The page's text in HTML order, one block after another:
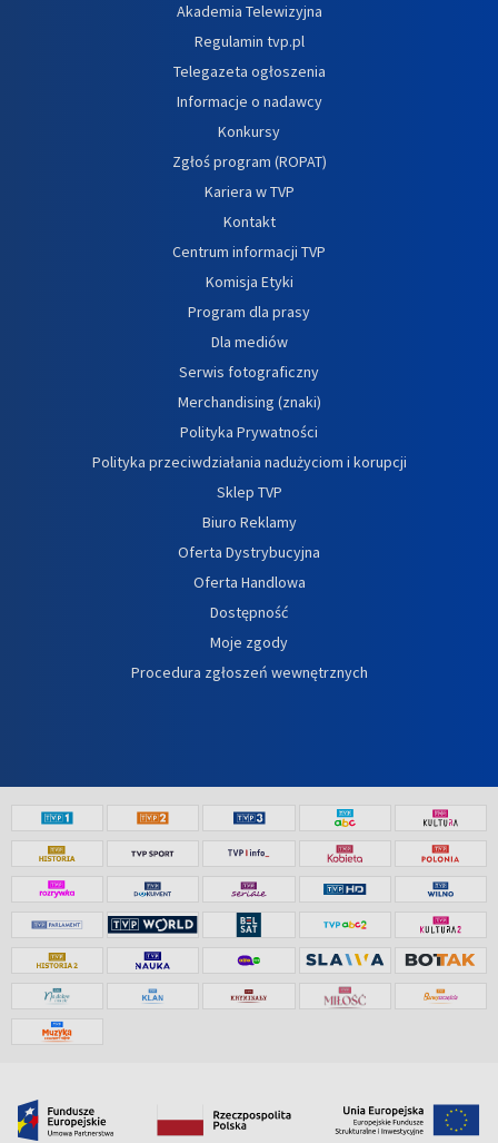
Akademia Telewizyjna
Regulamin tvp.pl
Telegazeta ogłoszenia
Informacje o nadawcy
Konkursy
Zgłoś program (ROPAT)
Kariera w TVP
Kontakt
Centrum informacji TVP
Komisja Etyki
Program dla prasy
Dla mediów
Serwis fotograficzny
Merchandising (znaki)
Polityka Prywatności
Polityka przeciwdziałania nadużyciom i korupcji
Sklep TVP
Biuro Reklamy
Oferta Dystrybucyjna
Oferta Handlowa
Dostępność
Moje zgody
Procedura zgłoszeń wewnętrznych